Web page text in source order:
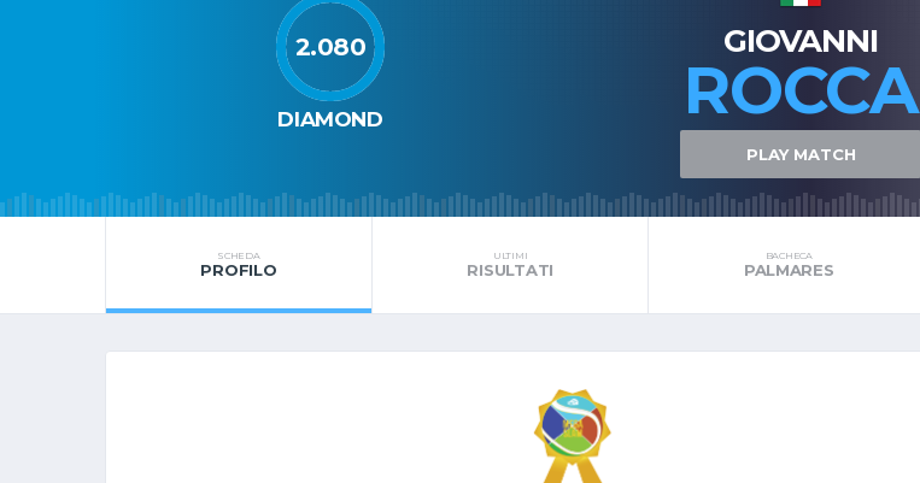
2.080
DIAMOND
GIOVANNI
ROCCA
PLAY MATCH
SCHEDA
PROFILO
ULTIMI
RISULTATI
BACHECA
PALMARES